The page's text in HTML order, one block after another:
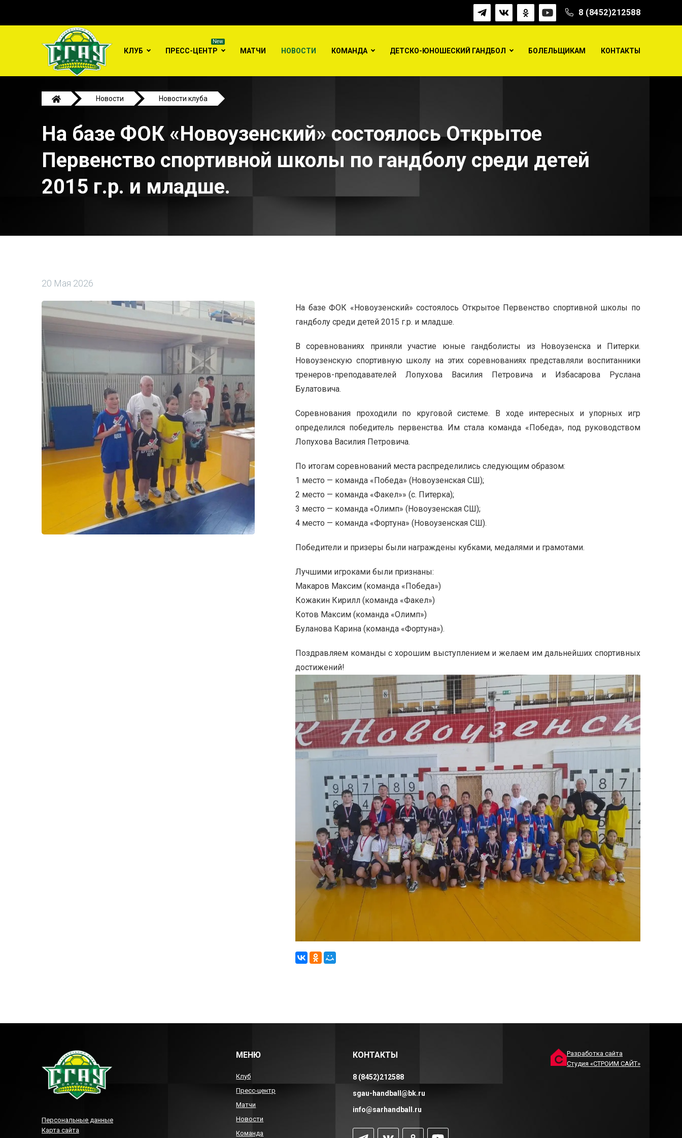
8 (8452)212588
КЛУБ ПРЕСС-ЦЕНТР МАТЧИ НОВОСТИ КОМАНДА ДЕТСКО-ЮНОШЕСКИЙ ГАНДБОЛ БОЛЕЛЬЩИКАМ КОНТАКТЫ
Новости
Новости клуба
На базе ФОК «Новоузенский» состоялось Открытое
Первенство спортивной школы по гандболу среди детей
2015 г.р. и младше.
20 Мая 2026
На базе ФОК «Новоузенский» состоялось Открытое Первенство спортивной школы по
гандболу среди детей 2015 г.р. и младше.
В соревнованиях приняли участие юные гандболисты из Новоузенска и Питерки.
Новоузенскую спортивную школу на этих соревнованиях представляли воспитанники
тренеров-преподавателей Лопухова Василия Петровича и Избасарова Руслана
Булатовича.
Соревнования проходили по круговой системе. В ходе интересных и упорных игр
определился победитель первенства. Им стала команда «Победа», под руководством
Лопухова Василия Петровича.
По итогам соревнований места распределились следующим образом:
1 место — команда «Победа» (Новоузенская СШ);
2 место — команда «Факел»» (с. Питерка);
3 место — команда «Олимп» (Новоузенская СШ);
4 место — команда «Фортуна» (Новоузенская СШ).
Победители и призеры были награждены кубками, медалями и грамотами.
Лучшими игроками были признаны:
Макаров Максим (команда «Победа»)
Кожакин Кирилл (команда «Факел»)
Котов Максим (команда «Олимп»)
Буланова Карина (команда «Фортуна»).
Поздравляем команды с хорошим выступлением и желаем им дальнейших спортивных
достижений!
Персональные данные
Карта сайта
МЕНЮ
Клуб
Пресс-центр
Матчи
Новости
Команда
КОНТАКТЫ
8 (8452)212588
sgau-handball@bk.ru
info@sarhandball.ru
Разработка сайта
Студия «СТРОИМ САЙТ»